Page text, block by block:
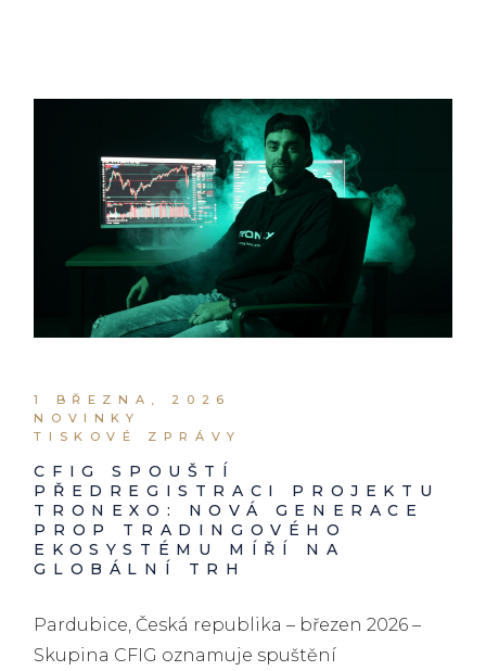
1 BŘEZNA, 2026
NOVINKY
TISKOVÉ ZPRÁVY
CFIG SPOUŠTÍ
PŘEDREGISTRACI PROJEKTU
TRONEXO: NOVÁ GENERACE
PROP TRADINGOVÉHO
EKOSYSTÉMU MÍŘÍ NA
GLOBÁLNÍ TRH
Pardubice, Česká republika – březen 2026 –
Skupina CFIG oznamuje spuštění